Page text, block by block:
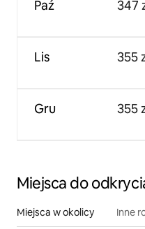
Paź
Lis
Gru
347
355
355
Miejsca do
Miejsca w okolicy Inne